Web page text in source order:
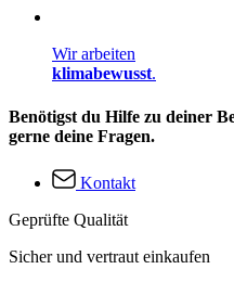
Wir arbeiten
klimabewusst.
Benötigst du Hilfe zu deiner
gerne deine Fragen.
Kontakt
Geprüfte Qualität
Sicher und vertraut einkaufen